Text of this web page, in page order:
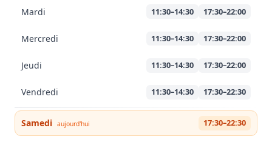
Mardi 11:30–14:30 17:30–22:00
Mercredi 11:30–14:30 17:30–22:00
Jeudi 11:30–14:30 17:30–22:00
Vendredi 11:30–14:30 17:30–22:30
Samedi aujourd'hui 17:30–22:30